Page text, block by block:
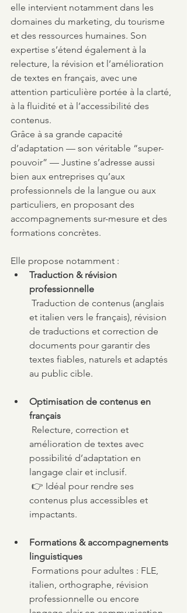
elle intervient notamment dans les
domaines du marketing, du tourisme
et des ressources humaines. Son
expertise s’étend également à la
relecture, la révision et l’amélioration
de textes en français, avec une
attention particulière portée à la clarté,
à la fluidité et à l’accessibilité des
contenus.
Grâce à sa grande capacité
d’adaptation — son véritable “super-
pouvoir” — Justine s’adresse aussi
bien aux entreprises qu’aux
professionnels de la langue ou aux
particuliers, en proposant des
accompagnements sur-mesure et des
formations concrètes.
Elle propose notamment :
Traduction & révision
professionnelle
et italien vers le français), révision
de traductions et correction de
documents pour garantir des
textes fiables, naturels et adaptés
au public cible.
Optimisation de contenus en
français
amélioration de textes avec
possibilité d’adaptation en
langage clair et inclusif.
contenus plus accessibles et
impactants.
Formations & accompagnements
linguistiques
italien, orthographe, révision
professionnelle ou encore